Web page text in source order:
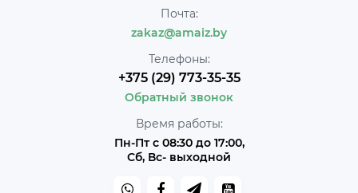
Почта:
zakaz@amaiz.by
Телефоны:
+375 (29) 773-35-35
Обратный звонок
Время работы:
Пн-Пт с 08:30 до 17:00,
Сб, Вс- выходной